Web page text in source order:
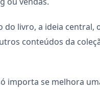
livro, a ideia central,
conteúdos da
importa se melhora